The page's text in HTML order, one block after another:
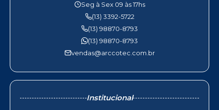
Seg à Sex 09 às 17hs
(13) 3392-5722
(13) 98870-8793
(13) 98870-8793
vendas@arccotec.com.br
Institucional